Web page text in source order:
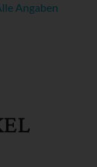
Angaben